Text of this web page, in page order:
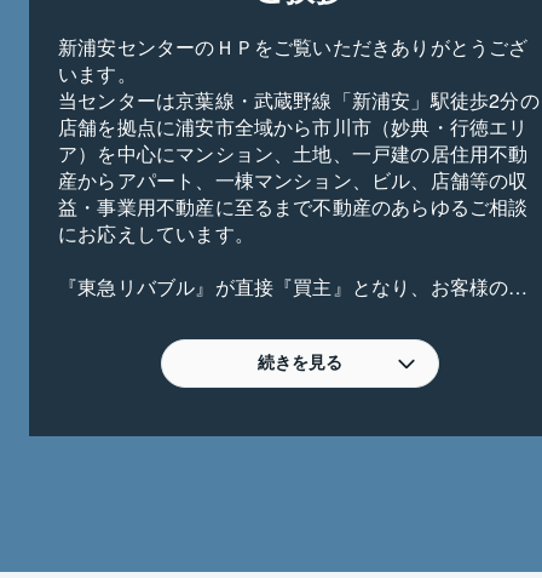
新浦安センターのＨＰをご覧いただきありがとうござ
います。
当センターは京葉線・武蔵野線「新浦安」駅徒歩2分の
店舗を拠点に浦安市全域から市川市（妙典・行徳エリ
ア）を中心にマンション、土地、一戸建の居住用不動
産からアパート、一棟マンション、ビル、店舗等の収
益・事業用不動産に至るまで不動産のあらゆるご相談
にお応えしています。
『東急リバブル』が直接『買主』となり、お客様の不
す。※仲介手数料不要
東京までの通勤圏として高い利便性を有する本エリア
続きを見る